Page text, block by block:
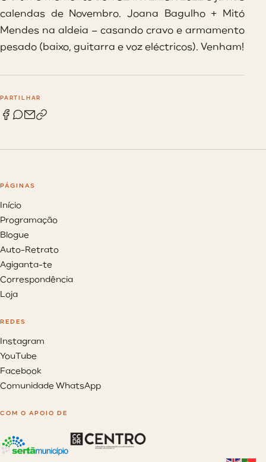
calendas de Novembro. Joana Bagulho + Mitó
Mendes na aldeia – casando cravo e armamento
pesado (baixo, guitarra e voz eléctricos). Venham!
PARTILHAR
PÁGINAS
Início
Programação
Blogue
Auto-Retrato
Agiganta-te
Correspondência
Loja
REDES
Instagram
YouTube
Facebook
Comunidade WhatsApp
COM O APOIO DE